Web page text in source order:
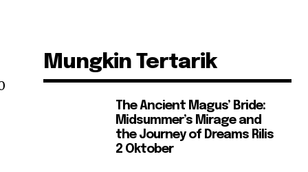
Mungkin Tertarik
The Ancient Magus’ Bride:
Midsummer’s Mirage and
the Journey of Dreams Rilis
2 Oktober